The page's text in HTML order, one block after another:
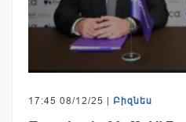
17:45 08/12/25 | Բիզնես